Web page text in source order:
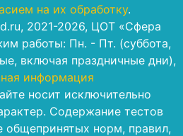
на их обработку.
2021-2026, ЦОТ «Сфера
работы: Пн. - Пт. (суббота,
включая праздничные дни),
информация
носит исключительно
Содержание тестов
общепринятых норм, правил,